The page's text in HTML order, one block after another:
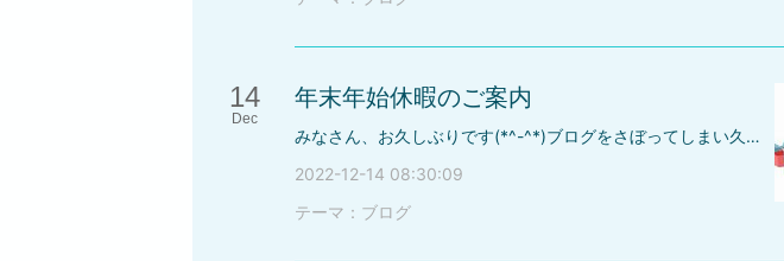
14
Dec
年末年始休暇のご案内
みなさん、お久しぶりです(*^-^*)ブログをさぼってしまい久々の更新になってしまいました。ごめんなさい・・・（反省）今日の仙台は、雪が降ってきました～♪♪今年もあと２週間とちょっとです(^^)/あっという間の１年でした。弊社（株式会社プロスペリティー）母体の社労士・行政書士・海事代理士事務所も開業してから今年で２０年が経ちました～♪保証人代行サービスは、今年で１６年目となりました～♪これも皆さまに愛された結果として本当に嬉しく思います(*^-^*)今後とも保証人探しでお困りの方々に全力でサポートして参ります！！引き続き精進してまいりますので何卒宜しくお願いいたします（ぺこり）。さて、話は変わりますが、今年の年末年始休暇は、次のとおりとなります。仕事初めは、１月５日（木）からとなります。＝＝＝＝＝＝＝＝＝＝＝＝１２月２９日１２月３０日１２月３１日（大晦日） １月 １日（元旦） １月 ２日 １月 ３日 １月 ４日＝＝＝＝＝＝＝＝＝＝＝みなさんも良い年末年始をお過ごしくださいね(*^-^*)
2022-12-14 08:30:09
テーマ： ブログ